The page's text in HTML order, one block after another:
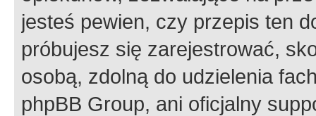
jesteś pewien, czy przepis ten
próbujesz się zarejestrować,
osobą, zdolną do udzielenia
phpBB Group, ani oficjalny